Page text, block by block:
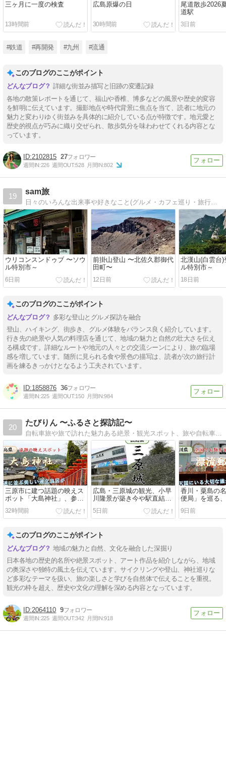
三ヶ月に一度の検査
13時間前
広島原爆の日
30時間前
尾道散歩2026
道駅
3日前
#鉄道 #再開発 #九州 #流通
このブログのここがポイント
詳細な街並み描写と旧跡の変遷記録
各地の散策レポートを通じて、福山や香椎、博多などの風景や歴史的変容
を鮮明に伝えています。撮影地点や時代背景に焦点を当て、読者に地元の
魅力と変わりゆく街並みを具体的に紹介している点が特徴です。地元愛と
歴史的視点が巧みに織り交ぜられ、散歩気分を味わわせてくれる内容とな
っています。
2102815 27
週間IN:226 週間OUT:528 月間IN:802
19
sam旅
日々のいろんな出来事や好きなこと(グルメ・カフェ巡り・旅行・キャンプなど)をゆる~くお届けしているブログです！
ウリコンスンドゥブ 〜ソウ
ル特別市～
6日前
前掛山登山 〜北佐久郡御代
田町〜
12日前
北漢山(白雲台)
ル特別市～
18日前
このブログのここがポイント
多彩な登山とグルメ探訪を融合
登山、ハイキング、街歩き、グルメ体験をバランス良く紹介しています。
行き先の絶景や人気の料理店を通じて、地域の魅力と自然の壮大さを伝え
る構成です。詳細なルートや地元の人々との交流シーンにより、旅の臨場
感を増しています。随所に見られる食や景色の描写は、読者が次の旅行計
画を練るきっかけとなるよう工夫されています。
1858876 36
週間IN:225 週間OUT:150 月間IN:984
20
たびりん 〜ふるさと探訪記〜
自転車旅や旅で訪れた魅力ある絶景・観光スポット、旅や自転車全般に役立つ情報を発信しています。
三原市に建つ話題の映えス
ポット「大島神社」、参道
に並ぶ美しい連立鳥居を歩
く
32時間前
広島・三原城の観光、小早
川隆景が築き今や駅直結の
珍しい海城を巡る
5日前
香川・粟島の
便局」を巡る
大切な誰かへ
う
9日前
このブログのここがポイント
地域の魅力と自然、文化を融合した深掘り
日本各地の歴史的名所や絶景スポット、アート作品を紹介しながら、地域
の奥深さや独特の風土を伝えています。サイクリングや登山、神社巡りな
ど多彩なテーマを扱い、旅の楽しさと学びを自然体で伝えることを重視。
観光の枠を超え、歴史や文化の理解を深める内容となっています。
2064110 9
週間IN:225 週間OUT:342 月間IN:918